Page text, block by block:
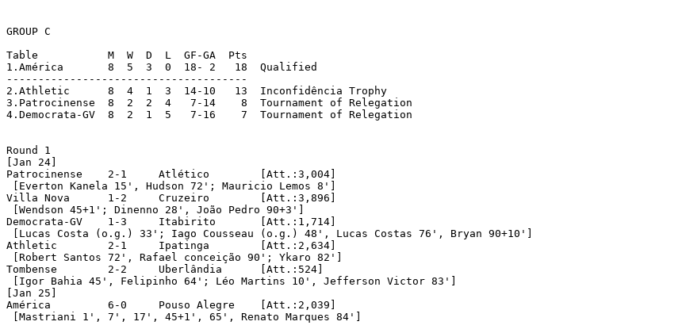
GROUP C
Table		M  W  D  L  GF-GA  Pts
1.América	8  5  3  0  18- 2   18  Qualified
--------------------------------------
2.Athletic	8  4  1  3  14-10   13  Inconfidência Trophy
3.Patrocinense	8  2  2  4   7-14    8  Tournament of Relegation
4.Democrata-GV	8  2  1  5   7-16    7  Tournament of Relegation
Round 1
[Jan 24]
Patrocinense	2-1	Atlético	[Att.:3,004]
[Everton Kanela 15', Hudson 72'; Mauricio Lemos 8']
Villa Nova	1-2	Cruzeiro	[Att.:3,896]
[Wendson 45+1'; Dinenno 28', João Pedro 90+3']
Democrata-GV	1-3	Itabirito	[Att.:1,714]
[Lucas Costa (o.g.) 33'; Iago Cousseau (o.g.) 48', Lucas Costas 76', Bryan 90+10']
Athletic	2-1	Ipatinga	[Att.:2,634]
[Robert Santos 72', Rafael conceição 90'; Ykaro 82']
Tombense	2-2	Uberlândia	[Att.:524]
[Igor Bahia 45', Felipinho 64'; Léo Martins 10', Jefferson Victor 83']
[Jan 25]
América		6-0	Pouso Alegre	[Att.:2,039]
[Mastriani 1', 7', 17', 45+1', 65', Renato Marques 84']